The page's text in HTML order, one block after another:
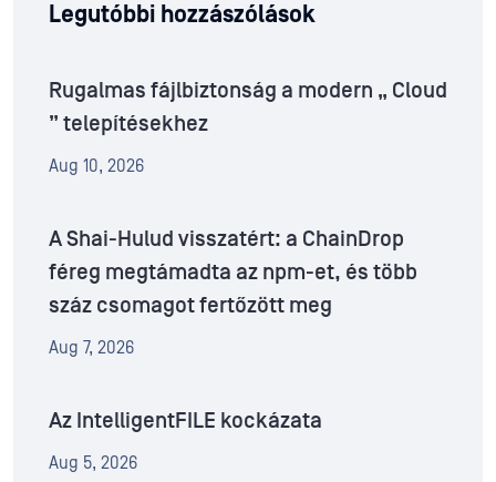
Legutóbbi hozzászólások
Rugalmas fájlbiztonság a modern „ Cloud
” telepítésekhez
Aug 10, 2026
A Shai-Hulud visszatért: a ChainDrop
féreg megtámadta az npm-et, és több
száz csomagot fertőzött meg
Aug 7, 2026
Az IntelligentFILE kockázata
Aug 5, 2026